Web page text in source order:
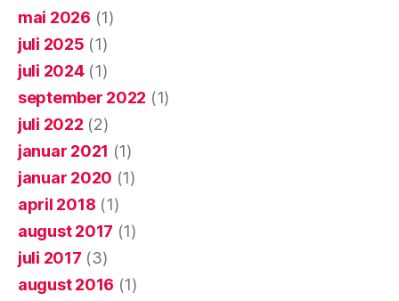
mai 2026 (1)
juli 2025 (1)
juli 2024(1)
september 2022 (1)
juli 2022 (2)
januar 2021 (1)
januar 2020 (1)
april 2018 (1)
august 2017 (1)
juli 2017 (3)
august 2016 (1)